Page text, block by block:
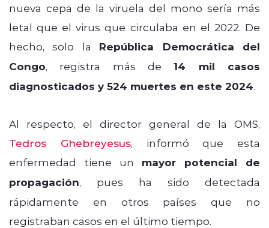
nueva cepa de la viruela del mono sería más
letal que el virus que circulaba en el 2022. De
hecho, solo la República Democrática del
Congo, registra más de14 mil casos
diagnosticados y 524 muertes en este 2024.
Al respecto, el director general de la OMS,
Tedros Ghebreyesus, informó que esta
enfermedad tiene un mayor potencial de
propagación, pues ha sido detectada
rápidamente en otros países que no
registraban casos en el último tiempo.